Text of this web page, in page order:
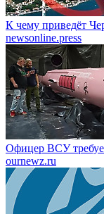
К чему приведёт
newsonline.press
Офицер ВСУ
ournewz.ru